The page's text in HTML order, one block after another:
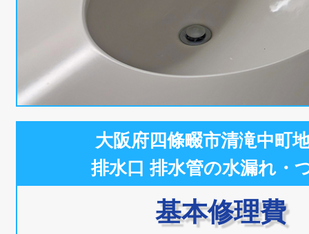
大阪府四條畷市清滝中町
排水口 排水管の水漏れ・
基本修理費